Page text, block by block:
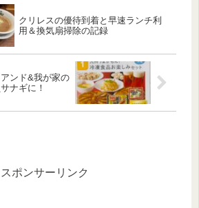
クリレスの優待到着と早速ランチ利
用＆換気扇掃除の記録
ンド&我が家の
ナギに！
スポンサーリンク